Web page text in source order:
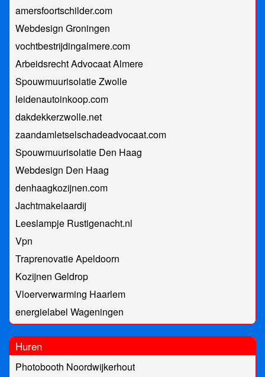
amersfoortschilder.com
Webdesign Groningen
vochtbestrijdingalmere.com
Arbeidsrecht Advocaat Almere
Spouwmuurisolatie Zwolle
leidenautoinkoop.com
dakdekkerzwolle.net
zaandamletselschadeadvocaat.com
Spouwmuurisolatie Den Haag
Webdesign Den Haag
denhaagkozijnen.com
Jachtmakelaardij
Leeslampje Rustigenacht.nl
Vpn
Traprenovatie Apeldoorn
Kozijnen Geldrop
Vloerverwarming Haarlem
energielabel Wageningen
Huren
Photobooth Noordwijkerhout